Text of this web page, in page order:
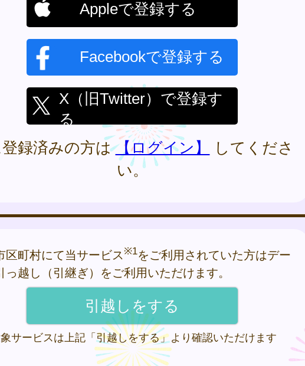
Appleで登録する
Facebookで登録する
X（旧Twitter）で登録す
る
録済みの方は【ログイン】
してくださ
い。
区町村にて当サービス ※1をご利用されていた方はデー
っ越し（引継ぎ）をご利用いただけます。
サービスは上記「引越しをする」より確認いただけます